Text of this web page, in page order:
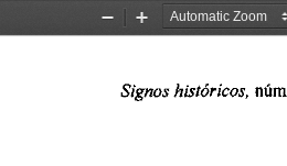
Zoom
Zoom
Signos históricos, núm.